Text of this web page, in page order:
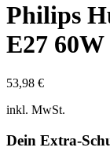
Philips
E27
53,98 €
inkl. MwSt.
Dein Extra-